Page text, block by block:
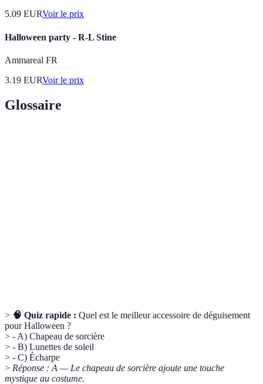
5.09 EURVoir le prix
Halloween party - R-L Stine
Ammareal FR
3.19 EURVoir le prix
Glossaire
> 🧠 Quiz rapide : Quel est le meilleur accessoire de déguisement
pour Halloween ?
> - A) Chapeau de sorcière
> - B) Lunettes de soleil
> - C) Écharpe
> Réponse : A — Le chapeau de sorcière ajoute une touche
mystique au costume.